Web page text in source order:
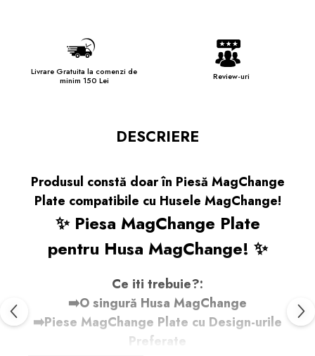
Livrare Gratuita la comenzi de
minim 150 Lei
Review-uri
DESCRIERE
Produsul constă doar în Piesă MagChange
Plate compatibile cu Husele MagChange!
✨ Piesa MagChange Plate
pentru Husa MagChange! ✨
Ce iti trebuie?:
➡️O singură Husa MagChange
➡️Piese MagChange Plate cu Design-urile
Preferate